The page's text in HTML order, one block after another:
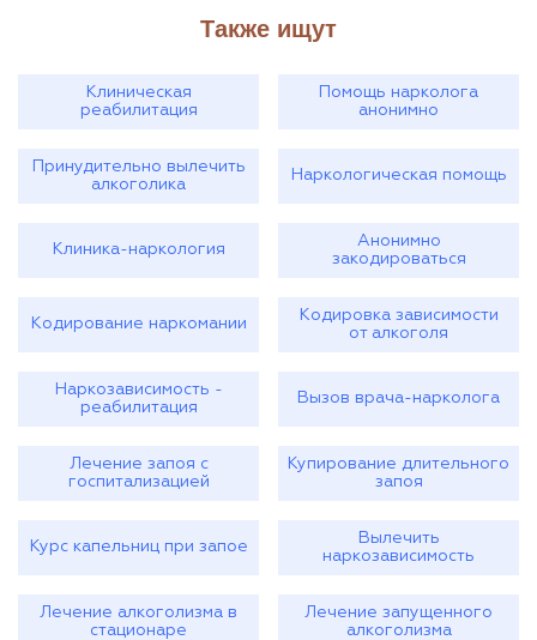
Также ищут
Клиническая
реабилитация
Помощь нарколога
анонимно
Принудительно вылечить
алкоголика
Наркологическая помощь
Клиника-наркология
Анонимно
закодироваться
Кодирование наркомании
Кодировка зависимости
от алкоголя
Наркозависимость -
реабилитация
Вызов врача-нарколога
Лечение запоя с
госпитализацией
Купирование длительного
запоя
Курс капельниц при запое
Вылечить
наркозависимость
Лечение алкоголизма в
стационаре
Лечение запущенного
алкоголизма